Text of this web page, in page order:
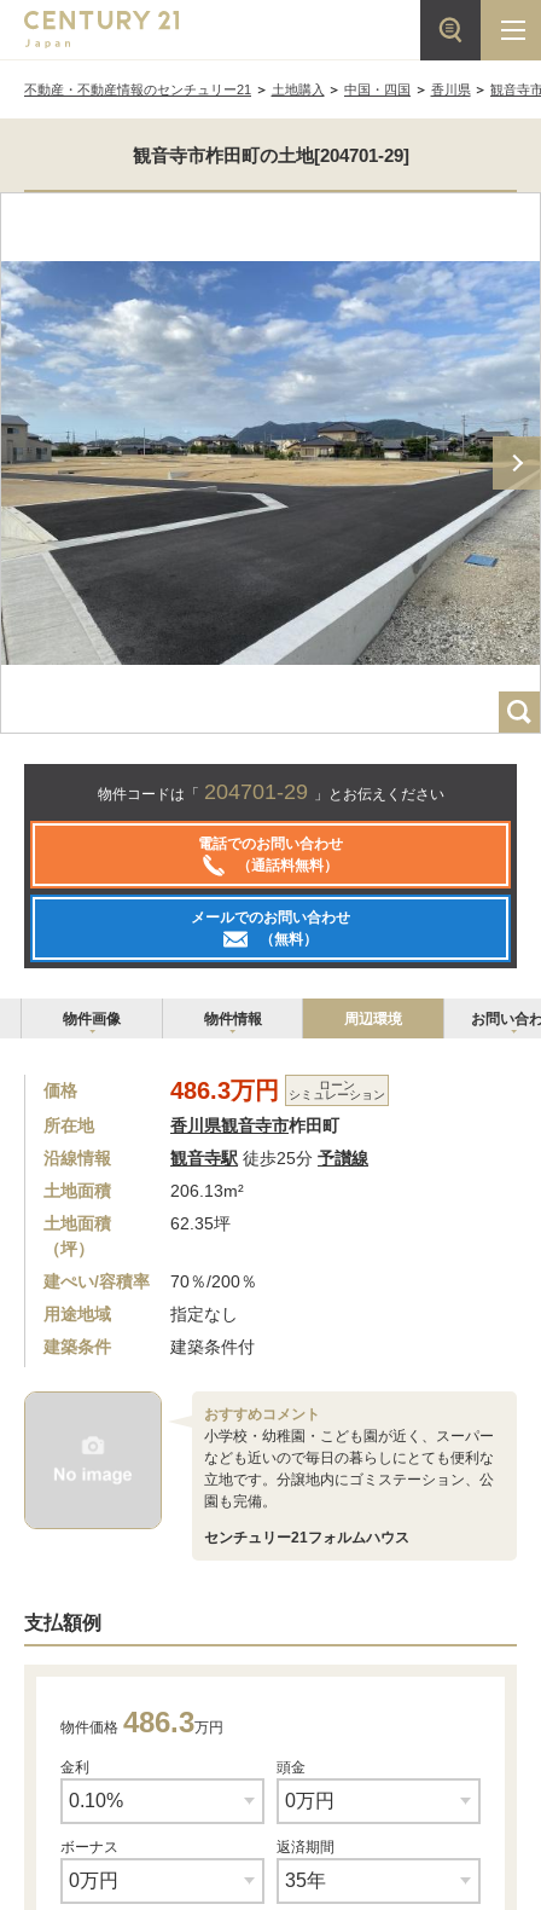
不動産・不動産情報のセンチュリー21 土地購入 中国・四国 香川県 観音寺
観音寺市柞田町の土地[204701-29]
物件コードは「 204701-29 」とお伝えください
電話でのお問い合わせ
（通話料無料）
メールでのお問い合わせ
（無料）
物件画像 物件情報 周辺環境 お問い合
価格 486.3万円 ローン
シミュレーション
所在地 香川県観音寺市柞田町
沿線情報
観音寺駅 徒歩25分 予讃線
土地面積
206.13m²
土地面積
（坪）
62.35坪
建ぺい/容積率
70％/200％
用途地域
指定なし
建築条件
建築条件付
おすすめコメント
小学校・幼稚園・こども園が近く、スーパー
なども近いので毎日の暮らしにとても便利な
立地です。分譲地内にゴミステーション、公
園も完備。
センチュリー21フォルムハウス
支払額例
物件価格 486.3万円
金利 頭金
ボーナス 返済期間